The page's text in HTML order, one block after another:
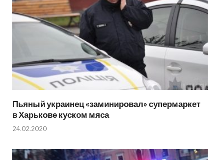
Пьяный украинец «заминировал» супермаркет
в Харькове куском мяса
24.02.2020